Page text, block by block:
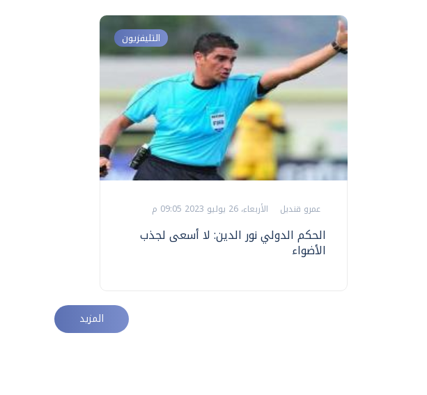
التليفزيون
عمرو قنديل الأربعاء، 26 يوليو 2023 09:05 م
الحكم الدولي نور الدين: لا أسعى لجذب
الأضواء‬
المزيد